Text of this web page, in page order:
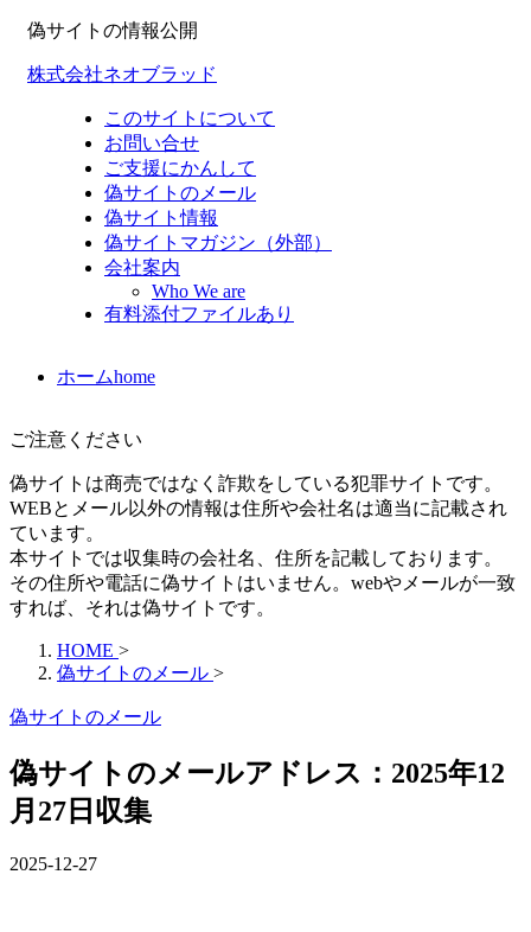
偽サイトの情報公開
株式会社ネオブラッド
このサイトについて
お問い合せ
ご支援にかんして
偽サイトのメール
偽サイト情報
偽サイトマガジン（外部）
会社案内
Who We are
有料添付ファイルあり
ホームhome
ご注意ください
偽サイトは商売ではなく詐欺をしている犯罪サイトです。
WEBとメール以外の情報は住所や会社名は適当に記載され
ています。
本サイトでは収集時の会社名、住所を記載しております。
その住所や電話に偽サイトはいません。webやメールが一致
すれば、それは偽サイトです。
HOME >
偽サイトのメール >
偽サイトのメール
偽サイトのメールアドレス：2025年12
月27日収集
2025-12-27